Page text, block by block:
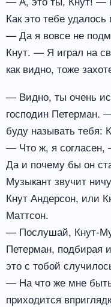
Как это тебе
— Да я вовсе не
Кнут. — Я играл на
как видно, тоже
— Видно, ты очень
господин Петерман.
буду называть тебя:
— Что ж, я согласен,
Да и почему бы он
Музыкант звучит
Кнут Андерсон, или
Маттсон.
— Послушай, Кнут-
Петерман, подбирая
это с тобой
— На что же мне
приходится